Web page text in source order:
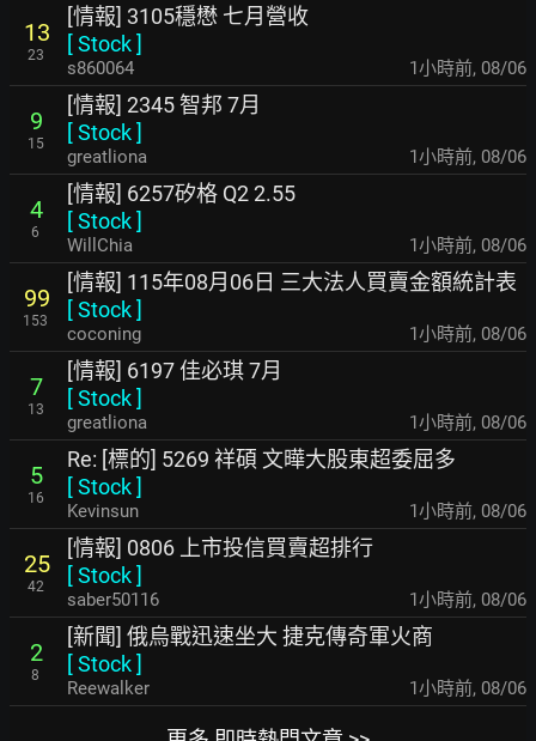
13
23
[情報] 3105穩懋 七月營收
[Stock]
s860064 1小時前, 08/06
9
15
[情報] 2345 智邦 7月
[Stock]
greatliona 1小時前, 08/06
4
6
[情報] 6257矽格 Q2 2.55
[Stock]
WillChia 1小時前, 08/06
99
153
[情報] 115年08月06日 三大法人買賣金額統計表
[Stock]
coconing 1小時前, 08/06
7
13
[情報] 6197 佳必琪 7月
[Stock]
greatliona 1小時前, 08/06
5
16
Re: [標的] 5269 祥碩 文曄大股東超委屈多
[Stock]
Kevinsun 1小時前, 08/06
25
42
[情報] 0806 上市投信買賣超排行
[Stock]
saber50116 1小時前, 08/06
2
8
[新聞] 俄烏戰迅速坐大 捷克傳奇軍火商
[Stock]
Reewalker 1小時前, 08/06